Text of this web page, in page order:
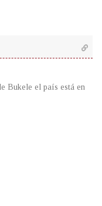
Bukele el país está en